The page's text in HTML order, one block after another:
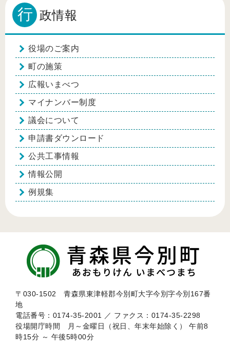
行 政情報
役場のご案内
町の施策
広報いまべつ
マイナンバー制度
議会について
申請書ダウンロード
公共工事情報
情報公開
例規集
〒030-1502 青森県東津軽郡今別町大字今別字今別167番
地
電話番号：0174-35-2001 ／ ファクス：0174-35-2298
役場開庁時間 月～金曜日（祝日、年末年始除く） 午前8
時15分 ～ 午後5時00分